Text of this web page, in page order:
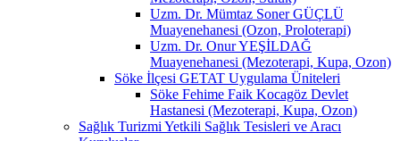
Uzm. Dr. Mümtaz Soner GÜÇLÜ
Muayenehanesi (Ozon, Proloterapi)
Uzm. Dr. Onur YEŞİLDAĞ
Muayenehanesi (Mezoterapi, Kupa, Ozon)
Söke İlçesi GETAT Uygulama Üniteleri
Söke Fehime Faik Kocagöz Devlet
Hastanesi (Mezoterapi, Kupa, Ozon)
Sağlık Turizmi Yetkili Sağlık Tesisleri ve Aracı